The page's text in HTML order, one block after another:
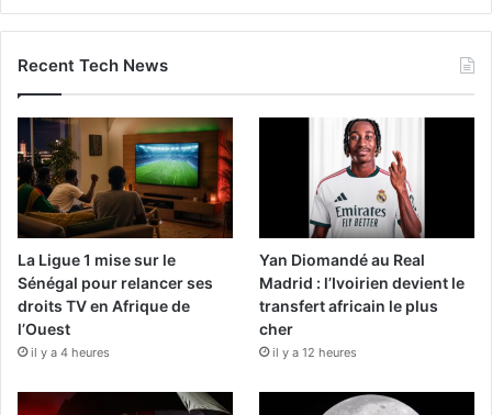
Recent Tech News
La Ligue 1 mise sur le
Sénégal pour relancer ses
droits TV en Afrique de
l’Ouest
il y a 4 heures
Yan Diomandé au Real
Madrid : l’Ivoirien devient le
transfert africain le plus
cher
il y a 12 heures